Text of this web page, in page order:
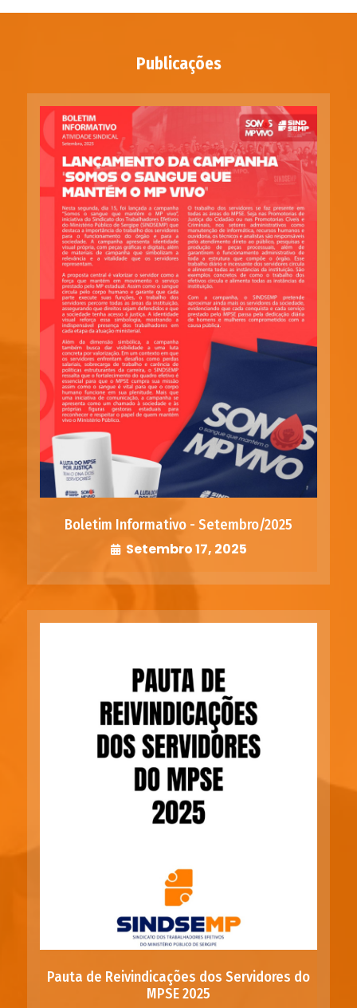
Publicações
Boletim Informativo - Setembro/2025
Setembro 17, 2025
Pauta de Reivindicações dos Servidores do
MPSE 2025